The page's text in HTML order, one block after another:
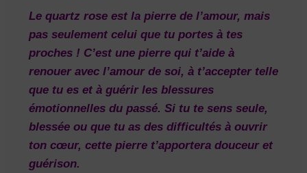
Le quartz rose est la pierre de l’amour, mais
pas seulement celui que tu portes à tes
proches ! C’est une pierre qui t’aide à
renouer avec l’amour de soi, à t’accepter telle
que tu es et à guérir les blessures
émotionnelles du passé. Si tu te sens seule,
blessée ou que tu as des difficultés à ouvrir
ton cœur, cette pierre t’apportera douceur et
guérison.